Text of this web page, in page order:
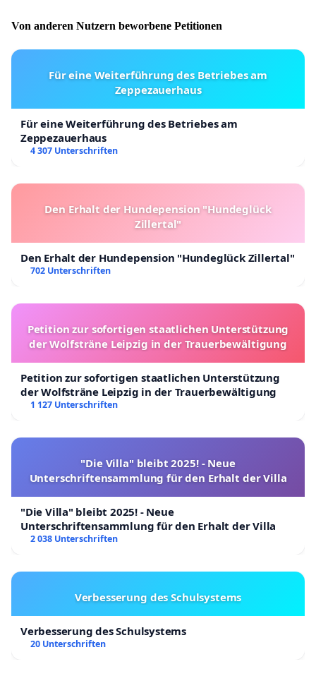
Von anderen Nutzern beworbene Petitionen
Für eine Weiterführung des Betriebes am
Zeppezauerhaus
Für eine Weiterführung des Betriebes am
Zeppezauerhaus
4 307 Unterschriften
Den Erhalt der Hundepension "Hundeglück
Zillertal"
Den Erhalt der Hundepension "Hundeglück Zillertal"
702 Unterschriften
Petition zur sofortigen staatlichen Unterstützung
der Wolfsträne Leipzig in der Trauerbewältigung
Petition zur sofortigen staatlichen Unterstützung
der Wolfsträne Leipzig in der Trauerbewältigung
1 127 Unterschriften
"Die Villa" bleibt 2025! - Neue
Unterschriftensammlung für den Erhalt der Villa
"Die Villa" bleibt 2025! - Neue
Unterschriftensammlung für den Erhalt der Villa
2 038 Unterschriften
Verbesserung des Schulsystems
Verbesserung des Schulsystems
20 Unterschriften